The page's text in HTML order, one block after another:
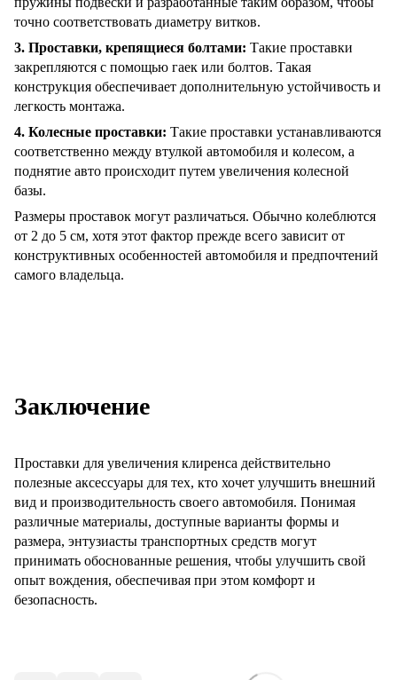
точно соответствовать диаметру витков.
3. Проставки, крепящиеся болтами: Такие проставки
закрепляются с помощью гаек или болтов. Такая
конструкция обеспечивает дополнительную устойчивость и
легкость монтажа.
4. Колесные проставки: Такие проставки устанавливаются
соответственно между втулкой автомобиля и колесом, а
поднятие авто происходит путем увеличения колесной
базы.
Размеры проставок могут различаться. Обычно колеблются
от 2 до 5 см, хотя этот фактор прежде всего зависит от
конструктивных особенностей автомобиля и предпочтений
самого владельца.
Заключение
Проставки для увеличения клиренса действительно
полезные аксессуары для тех, кто хочет улучшить внешний
вид и производительность своего автомобиля. Понимая
различные материалы, доступные варианты формы и
размера, энтузиасты транспортных средств могут
принимать обоснованные решения, чтобы улучшить свой
опыт вождения, обеспечивая при этом комфорт и
безопасность.